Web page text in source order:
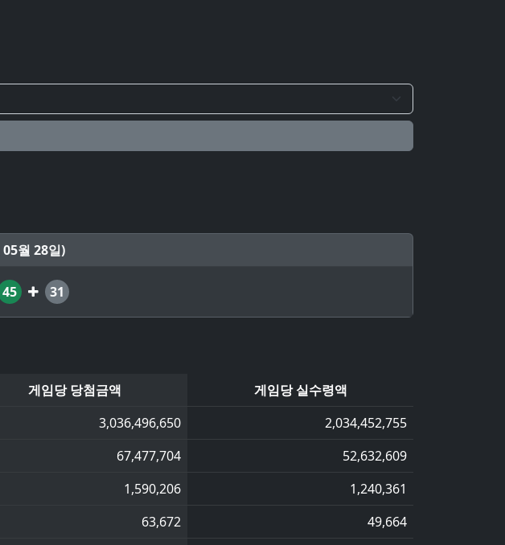
월 28일)
45 31
게임당 당첨금액
게임당 실수령액
3,036,496,650
2,034,452,755
67,477,704
52,632,609
1,590,206
1,240,361
63,672
49,664